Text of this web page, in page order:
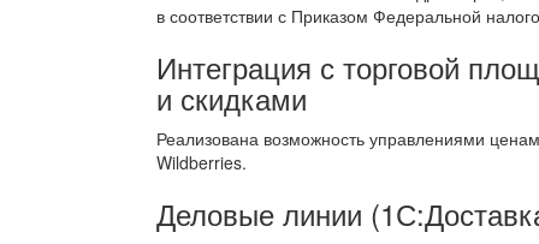
в соответствии с Приказом Федеральной
Интеграция с торговой
и скидками
Реализована возможность управлениями
Wildberries.
Деловые линии